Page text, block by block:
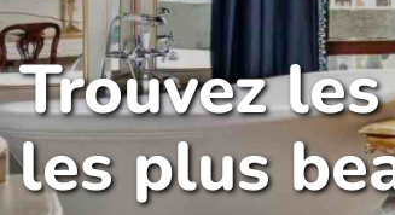
Trouvez
les plus